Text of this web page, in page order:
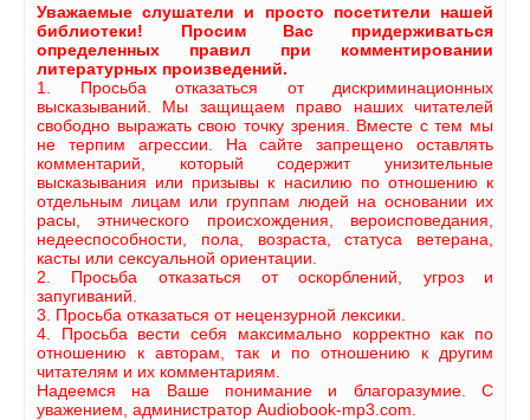
Уважаемые слушатели и просто посетители нашей
библиотеки! Просим Вас придерживаться
определенных правил при комментировании
литературных произведений.
1. Просьба отказаться от дискриминационных
высказываний. Мы защищаем право наших читателей
свободно выражать свою точку зрения. Вместе с тем мы
не терпим агрессии. На сайте запрещено оставлять
комментарий, который содержит унизительные
высказывания или призывы к насилию по отношению к
отдельным лицам или группам людей на основании их
расы, этнического происхождения, вероисповедания,
недееспособности, пола, возраста, статуса ветерана,
касты или сексуальной ориентации.
2. Просьба отказаться от оскорблений, угроз и
запугиваний.
3. Просьба отказаться от нецензурной лексики.
4. Просьба вести себя максимально корректно как по
отношению к авторам, так и по отношению к другим
читателям и их комментариям.
Надеемся на Ваше понимание и благоразумие. С
уважением, администратор Audiobook-mp3.com.